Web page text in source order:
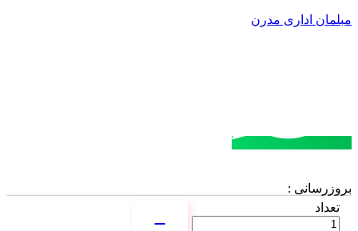
مبلمان اداری مدرن
بروزرسانی :
تعداد